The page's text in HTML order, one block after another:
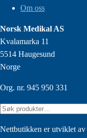
Om oss
Norsk Medikal AS
Kvalamarka 11
5514 Haugesund
Norge
Org. nr. 945 950 331
Søk
Nettbutikken er utviklet av